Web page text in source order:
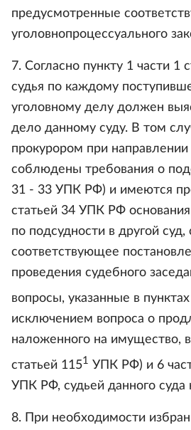
предусмотренные
уголовнопроцессуального
7. Согласно пункту 1 части
судья по каждому
уголовному делу должен
дело данному суду. В том
прокурором при
соблюдены требования о
31 - 33 УПК РФ) и имеются
статьей 34 УПК РФ
по подсудности в другой суд,
соответствующее
проведения судебного
вопросы, указанные в
исключением вопроса о
наложенного на имущество,
статьей 1151 УПК РФ) и 6
УПК РФ, судьей данного суда
8. При необходимости